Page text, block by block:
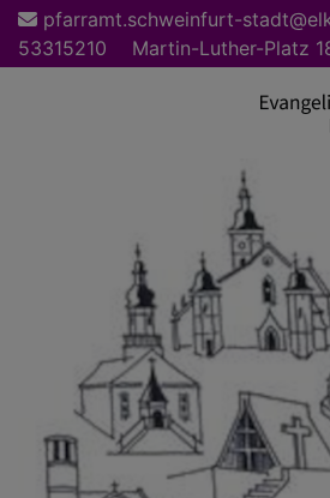
Direkt
zum
Inhalt
pfarramt.schweinfurt-
53315210
Martin-Luther-Platz